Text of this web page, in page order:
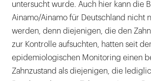
untersucht wurde. Auch hier kann die
Ainamo/Ainamo für Deutschland nicht
werden, denn diejenigen, die den
zur Kontrolle aufsuchten, hatten seit
epidemiologischen Monitoring einen
Zahnzustand als diejenigen, die